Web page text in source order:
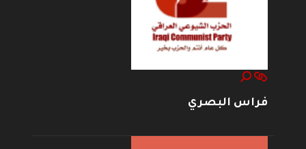
فراس البصري